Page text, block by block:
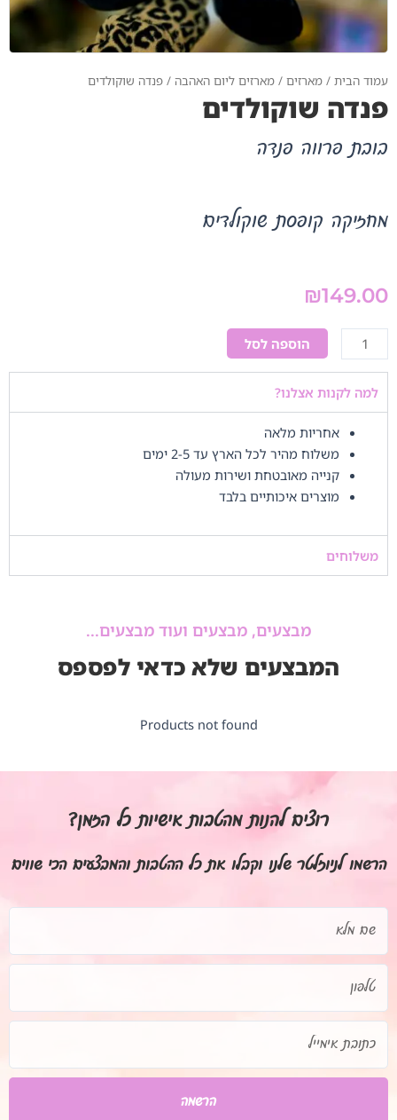
עמוד הבית / מארזים / מארזים ליום האהבה / פנדה שוקולדים
פנדה שוקולדים
בובת פרווה פנדה
מחזיקה קופסת שוקולדים
₪149.00
כמות
פנדה
שוקולדים
הוספה לסל
למה לקנות אצלנו?
אחריות מלאה
משלוח מהיר לכל הארץ עד 2-5 ימים
קנייה מאובטחת ושירות מעולה
מוצרים איכותיים בלבד
משלוחים
מבצעים, מבצעים ועוד מבצעים...
המבצעים שלא כדאי לפספס
Products not found
רוצים להנות מהטבות אישיות כל הזמן?
הרשמו לניוזלטר שלנו וקבלו את כל ההטבות והמבצעים הכי שווים
מלא
אימייל
הרשמה